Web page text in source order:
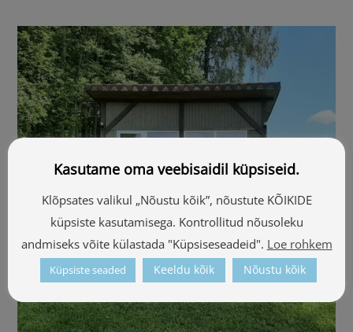
Kasutame oma veebisaidil küpsiseid.
Klõpsates valikul „Nõustu kõik”, nõustute KÕIKIDE
küpsiste kasutamisega. Kontrollitud nõusoleku
andmiseks võite külastada "Küpsiseseadeid". Loe rohkem
Küpsiste seaded Keeldu kõik Nõustu kõik